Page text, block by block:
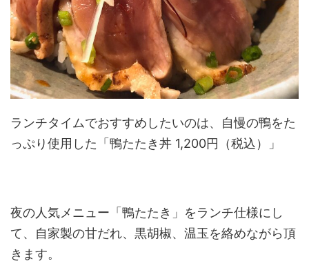
ランチタイムでおすすめしたいのは、自慢の鴨をた
っぷり使用した「鴨たたき丼 1,200円（税込）」
夜の人気メニュー「鴨たたき」をランチ仕様にし
て、自家製の甘だれ、黒胡椒、温玉を絡めながら頂
きます。